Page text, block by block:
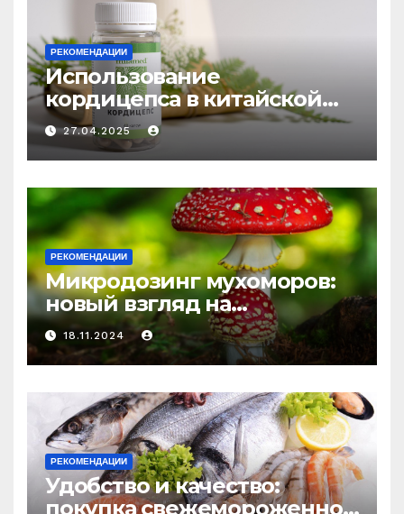
РЕКОМЕНДАЦИИ
Использование
кордицепса в китайской
медицине: природное
средство против усталости
и истощения
27.04.2025
РЕКОМЕНДАЦИИ
Микродозинг мухоморов:
новый взгляд на
психоделику
18.11.2024
РЕКОМЕНДАЦИИ
Удобство и качество:
покупка свежемороженной